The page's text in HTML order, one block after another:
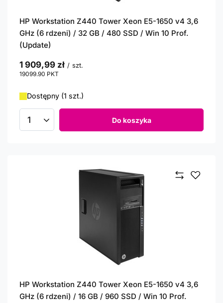
HP Workstation Z440 Tower Xeon E5-1650 v4 3,6
GHz (6 rdzeni) / 32 GB / 480 SSD / Win 10 Prof.
(Update)
1 909,99 zł / szt.
19099.90 PKT
Dostępny (1 szt.)
Ilość produktów Do koszyka
HP Workstation Z440 Tower Xeon E5-1650 v4 3,6
GHz (6 rdzeni) / 16 GB / 960 SSD / Win 10 Prof.